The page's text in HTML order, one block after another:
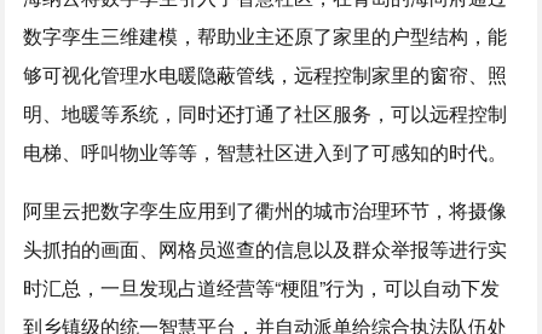
数字孪生三维建模，帮助业主还原了家里的户型结构，能
够可视化管理水电暖隐蔽管线，远程控制家里的窗帘、照
明、地暖等系统，同时还打通了社区服务，可以远程控制
电梯、呼叫物业等等，智慧社区进入到了可感知的时代。
阿里云把数字孪生应用到了衢州的城市治理环节，将摄像
头抓拍的画面、网格员巡查的信息以及群众举报等进行实
时汇总，一旦发现占道经营等“梗阻”行为，可以自动下发
到乡镇级的统一智慧平台，并自动派单给综合执法队伍处